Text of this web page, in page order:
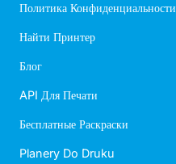
Политика Конфиденциальности
Найти Принтер
Блог
API Для Печати
Бесплатные Раскраски
Planery Do Druku